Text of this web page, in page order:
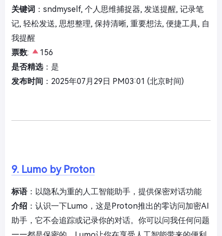
关键词 ：sndmyself, 个人思维捕捉器, 发送提醒, 记录笔
记, 轻松发送, 思想整理, 保持清晰, 重要想法, 便捷工具, 自
我提醒
票数:
156
是否精选：是
发布时间 ：2025年07月29日 PM03:01 (北京时间)
9. Lumo by Proton
标语：以隐私为重的人工智能助手，提供保密对话功能
介绍 ：认识一下Lumo，这是Proton推出的零访问加密AI
助手，它不会追踪或记录你的对话。你可以问我任何问题